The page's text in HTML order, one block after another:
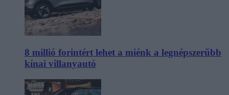
8 millió forintért lehet a miénk a legnépszerűbb
kínai villanyautó